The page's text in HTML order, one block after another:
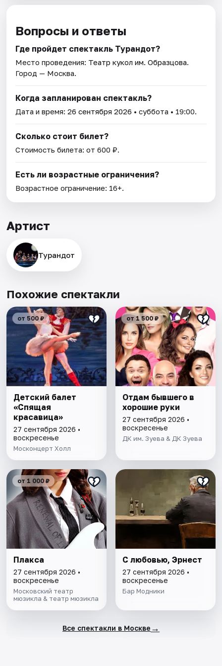
Вопросы и ответы
Где пройдет спектакль Турандот?
Место проведения: Театр кукол им. Образцова.
Город — Москва.
Когда запланирован спектакль?
Дата и время:26 сентября 2026 • суббота • 19:00.
Сколько стоит билет?
Стоимость билета: от 600 ₽.
Есть ли возрастные ограничения?
Возрастное ограничение: 16+.
Артист
Турандот
Похожие спектакли
от 500 ₽
Детский балет
«Спящая
красавица»
27 сентября 2026 •
воскресенье
Москонцерт Холл
от 1 500 ₽
Отдам бывшего в
хорошие руки
27 сентября 2026 •
воскресенье
ДК им. Зуева & ДК Зуева
от 1 000 ₽
Плакса
27 сентября 2026 •
воскресенье
Московский театр
мюзикла & театр мюзикла
С любовью, Эрнест
27 сентября 2026 •
воскресенье
Бар Модники
Все спектакли в Москве →